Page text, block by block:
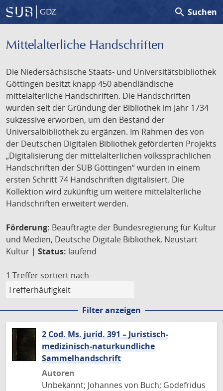
GDZ search Suchen
Mittelalterliche Handschriften
Die Niedersächsische Staats- und Universitätsbibliothek
Göttingen besitzt knapp 450 abendländische
mittelalterliche Handschriften. Die Handschriften
wurden seit der Gründung der Bibliothek im Jahr 1734
sukzessive erworben, um den Bestand der
Universalbibliothek zu ergänzen. Im Rahmen des von
der Deutschen Digitalen Bibliothek geförderten Projekts
„Digitalisierung der mittelalterlichen volkssprachlichen
Handschriften der SUB Göttingen“ wurden in einem
ersten Schritt 74 Handschriften digitalisiert. Die
Kollektion wird zukünftig um weitere mittelalterliche
Handschriften erweitert werden.
Förderung: Beauftragte der Bundesregierung für Kultur
und Medien, Deutsche Digitale Bibliothek, Neustart
Kultur | Status: laufend
1 Treffer sortiert nach
Filter anzeigen
2 Cod. Ms. jurid. 391 – Juristisch-
medizinisch-naturkundliche
Sammelhandschrift
Autoren
Unbekannt; Johannes von Buch; Godefridus